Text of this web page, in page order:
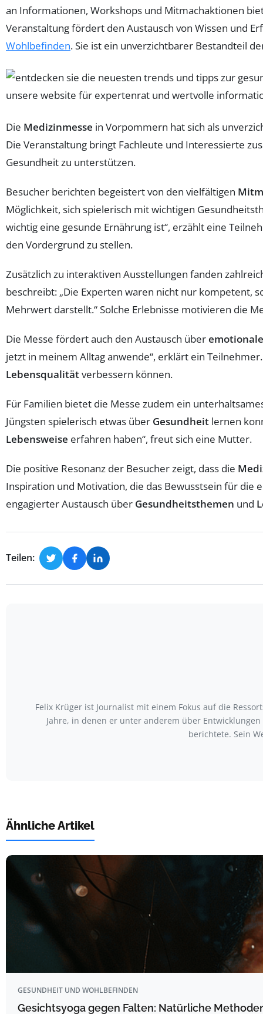
an Informationen, Workshops und Mitmachaktionen
Veranstaltung fördert den Austausch von Wissen und
Wohlbefinden. Sie ist ein unverzichtbarer Bestandteil
Die Medizinmesse in Vorpommern hat sich als
Die Veranstaltung bringt Fachleute und Interessierte
Gesundheit zu unterstützen.
Besucher berichten begeistert von den vielfältigen
Möglichkeit, sich spielerisch mit wichtigen
wichtig eine gesunde Ernährung ist“, erzählt eine
den Vordergrund zu stellen.
Zusätzlich zu interaktiven Ausstellungen fanden
beschreibt: „Die Experten waren nicht nur kompetent,
Mehrwert darstellt.“ Solche Erlebnisse motivieren die
Die Messe fördert auch den Austausch über
jetzt in meinem Alltag anwende“, erklärt ein
Lebensqualitätverbessern können.
Für Familien bietet die Messe zudem ein
Jüngsten spielerisch etwas über Gesundheit lernen
Lebensweise erfahren haben“, freut sich eine Mutter.
Die positive Resonanz der Besucher zeigt, dass die
Inspiration und Motivation, die das Bewusstsein für die
engagierter Austausch über Gesundheitsthemen und
Teilen:
Felix Krüger ist Journalist mit einem Fokus auf die
Jahre, in denen er unter anderem über
berichtete. Sein
Ähnliche Artikel
GESUNDHEIT UND WOHLBEFINDEN
Gesichtsyoga gegen Falten: Natürliche